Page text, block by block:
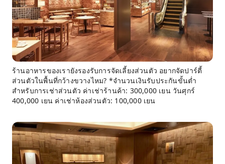
ร้านอาหารของเรายังรองรับการจัดเลี้ยงส่วนตัว อยากจัดปาร์ตี้
ส่วนตัวในพื้นที่กว้างขวางไหม? *จำนวนเงินรับประกันขั้นต่ำ
สำหรับการเช่าส่วนตัว ค่าเช่าร้านค้า: 300,000 เยน วันศุกร์
400,000 เยน ค่าเช่าห้องส่วนตัว: 100,000 เยน